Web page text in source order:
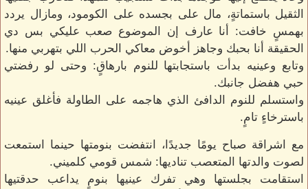
الثقيل باستماتةٍ، مال على بجسده على الكومود، ومازال يردد
بهمسٍ خافت: أنا عارف إن الموضوع صعب عليكي بس دي
الحقيقة أنا بحبك وجاهز أخوض معاكي الحرب اللي بتهربي منها.
وتابع وعينيه بدأت باستجابتها للنوم بارهاقٍ: وحتى لو رفضتي
حبي هفضل جانبك.
واستسلم للنوم الدافئ الذي هاجمه على الطاولة فأغلق عينيه
باسترخاءٍ تامٍ.
مع اشراقة صباح يومًا جديدًا، انتفضت بنومتها حينما استمعت
لصوت والدتها المتعصب تناديها: شمس قومي كلميني.
استقامت بجلستها وهي تفرك عينيها بنومٍ يداعب حدقتيها